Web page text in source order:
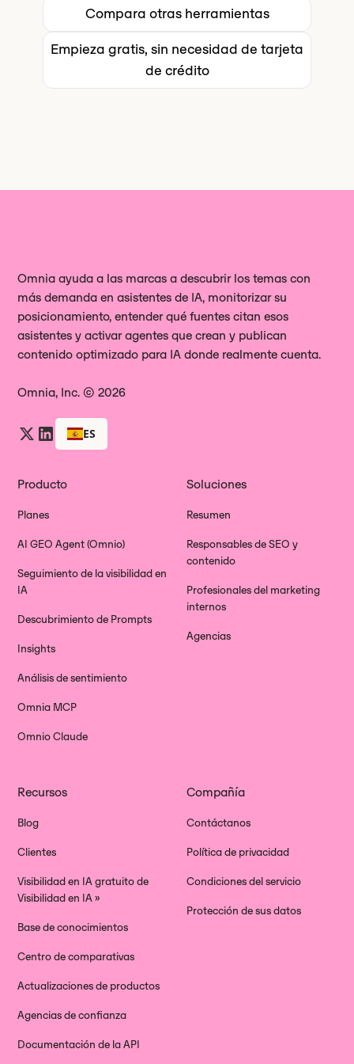
características y una hoja de ruta de
ejecución semanal. Para un equipo
reducido, eso no es renunciar a nada.
Es la herramienta adecuada para tu
compradores en cada mercado. En
Profound, el seguimiento a nivel de
país es una función de nivel
empresarial. En Omnia, está incluido
a partir de 79 € al mes.
la recomendación aparece allí donde
la intención de compra es mayor. Si tu
objetivo es generar oportunidades de
venta, y no el reconocimiento de
Compara otras herramientas
Empieza gratis, sin necesidad de tarjeta
de crédito
Omnia ayuda a las marcas a descubrir los temas con
más demanda en asistentes de IA, monitorizar su
posicionamiento, entender qué fuentes citan esos
asistentes y activar agentes que crean y publican
contenido optimizado para IA donde realmente cuenta.
Omnia, Inc. © 2026
ES
Producto
Planes
AI GEO Agent (Omnio)
Seguimiento de la visibilidad en
IA
Descubrimiento de Prompts
Insights
Análisis de sentimiento
Omnia MCP
Omnio Claude
Soluciones
Resumen
Responsables de SEO y
contenido
Profesionales del marketing
internos
Agencias
Recursos
Blog
Clientes
Visibilidad en IA gratuito de
Visibilidad en IA »
Base de conocimientos
Centro de comparativas
Actualizaciones de productos
Agencias de confianza
Documentación de la API
Compañía
Contáctanos
Política de privacidad
Condiciones del servicio
Protección de sus datos